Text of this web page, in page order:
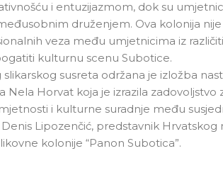
i entuzijazmom, dok su
druženjem. Ova kolonija
veza među umjetnicima iz
kulturnu scenu Subotice.
slikarskog susreta održana je izložba
Nela Horvat koja je izrazila
i kulturne suradnje među
Lipozenčić, predstavnik
kolonije “Panon Subotica”.